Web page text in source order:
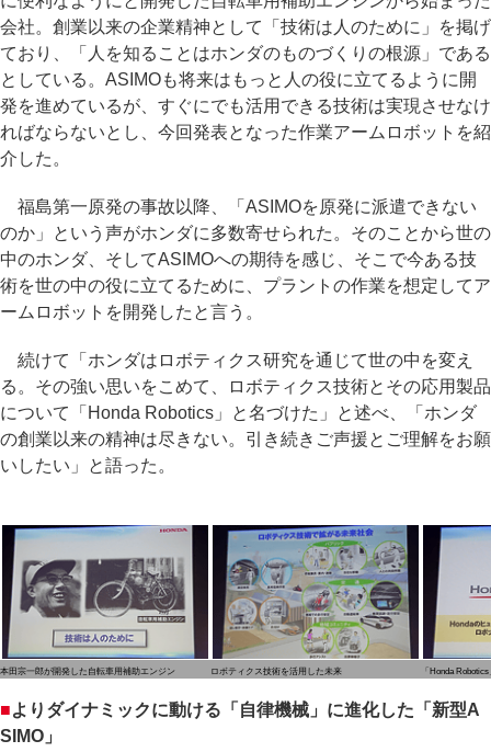
会社。創業以来の企業精神として「技術は人のために」を掲げ
ており、「人を知ることはホンダのものづくりの根源」である
としている。ASIMOも将来はもっと人の役に立てるように開
発を進めているが、すぐにでも活用できる技術は実現させなけ
ればならないとし、今回発表となった作業アームロボットを紹
介した。
福島第一原発の事故以降、「ASIMOを原発に派遣できない
のか」という声がホンダに多数寄せられた。そのことから世の
中のホンダ、そしてASIMOへの期待を感じ、そこで今ある技
術を世の中の役に立てるために、プラントの作業を想定してア
ームロボットを開発したと言う。
続けて「ホンダはロボティクス研究を通じて世の中を変え
る。その強い思いをこめて、ロボティクス技術とその応用製品
について「Honda Robotics」と名づけた」と述べ、「ホンダ
の創業以来の精神は尽きない。引き続きご声援とご理解をお願
いしたい」と語った。
本田宗一郎が開発した自転車用補助エンジン ロボティクス技術を活用した未来 「Honda
■よりダイナミックに動ける「自律機械」に進化した「新型A
SIMO」